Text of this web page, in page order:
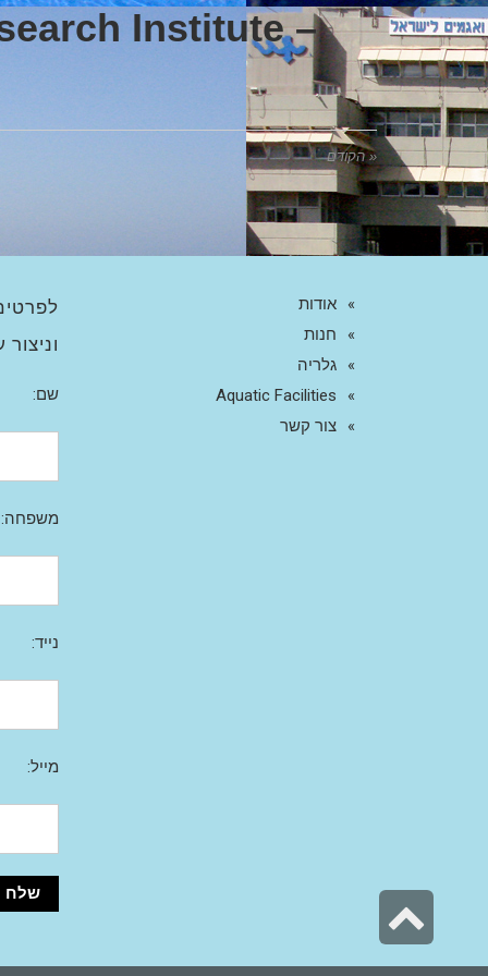
Institute –
« הקודם
אודות
חנות
גלריה
Aquatic Facilities
צור קשר
שם:
משפחה:
נייד:
מייל:
לראש